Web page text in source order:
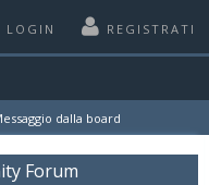
LOGIN REGISTRATI
dalla board
Forum